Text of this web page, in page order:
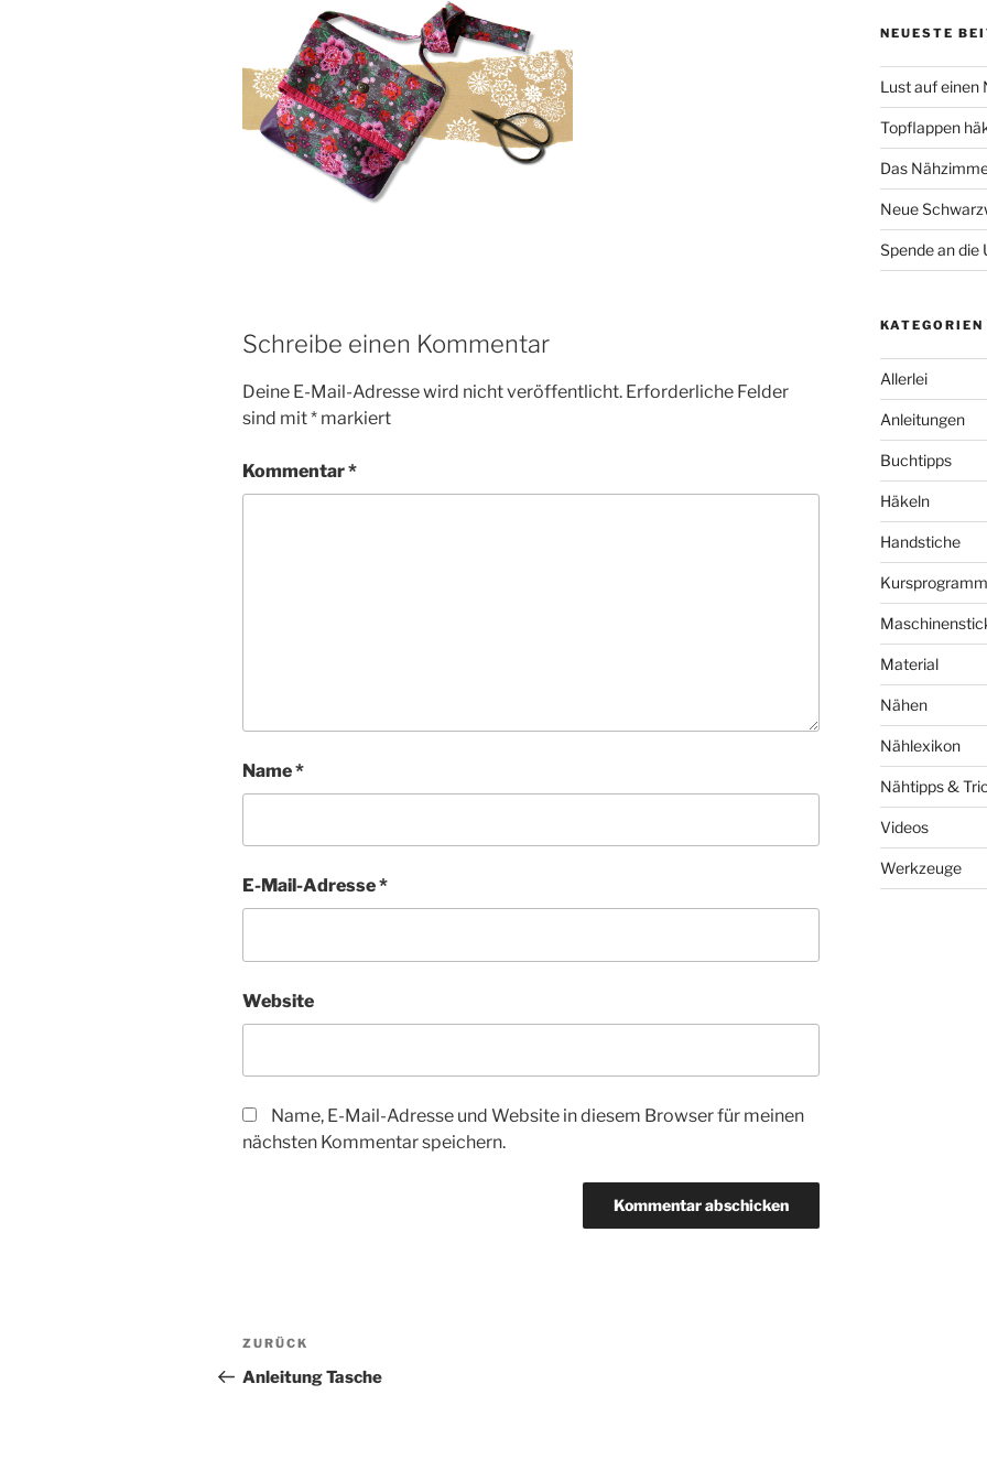
Schreibe einen Kommentar
Deine E-Mail-Adresse wird nicht veröffentlicht. Erforderliche Felder
sind mit* markiert
Kommentar*
Name*
E-Mail-Adresse*
Website
Name, E-Mail-Adresse und Website in diesem Browser für meinen
nächsten Kommentar speichern.
Beitragsnavigation
Vorheriger
Beitrag
ZURÜCK
Anleitung Tasche
NEUESTE
Lust auf einen
Topflappen
Das
Neue
Spende an die
KATEGORIEN
Allerlei
Anleitungen
Buchtipps
Häkeln
Handstiche
Kursprogramm
Material
Nähen
Nählexikon
Nähtipps &
Videos
Werkzeuge